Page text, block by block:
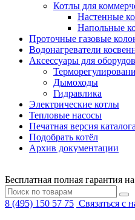
Котлы для
Настенные
Напольные
Проточные газовые
Водонагреватели
Аксессуары для
Дымоходы
Гидравлика
Электрические котлы
Тепловые насосы
Печатная версия
Подобрать котёл
Архив документации
Бесплатная полная гарантия
8 (495) 150 57 75 Связаться с